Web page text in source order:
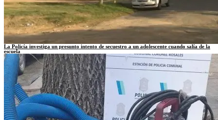
La Policía investiga un presunto intento de secuestro a un adolescente cuando salía de la
escuela